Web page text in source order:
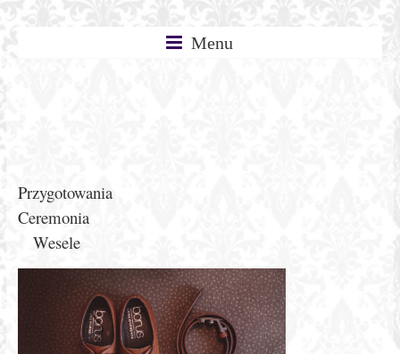
Enchanted
–
Aneta
Pawska
Menu
Przygotowania
Ceremonia
Wesele